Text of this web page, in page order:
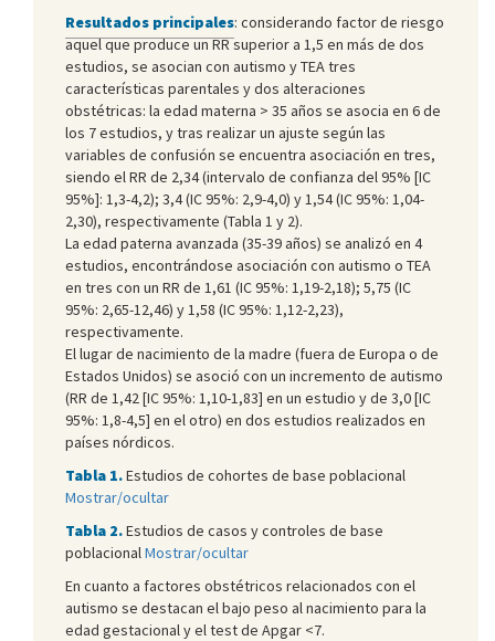
Resultados principales: considerando factor de riesgo
aquel que produce un RR superior a 1,5 en más de dos
estudios, se asocian con autismo y TEA tres
características parentales y dos alteraciones
obstétricas: la edad materna > 35 años se asocia en 6 de
los 7 estudios, y tras realizar un ajuste según las
variables de confusión se encuentra asociación en tres,
siendo el RR de 2,34 (intervalo de confianza del 95% [IC
95%]: 1,3-4,2); 3,4 (IC 95%: 2,9-4,0) y 1,54 (IC 95%: 1,04-
2,30), respectivamente (Tabla 1 y 2).
La edad paterna avanzada (35-39 años) se analizó en 4
estudios, encontrándose asociación con autismo o TEA
en tres con un RR de 1,61 (IC 95%: 1,19-2,18); 5,75 (IC
95%: 2,65-12,46) y 1,58 (IC 95%: 1,12-2,23),
respectivamente.
El lugar de nacimiento de la madre (fuera de Europa o de
Estados Unidos) se asoció con un incremento de autismo
(RR de 1,42 [IC 95%: 1,10-1,83] en un estudio y de 3,0 [IC
95%: 1,8-4,5] en el otro) en dos estudios realizados en
países nórdicos.
Tabla 1.Estudios de cohortes de base poblacional
Mostrar/ocultar
Tabla 2.Estudios de casos y controles de base
poblacional Mostrar/ocultar
En cuanto a factores obstétricos relacionados con el
autismo se destacan el bajo peso al nacimiento para la
edad gestacional y el test de Apgar <7.